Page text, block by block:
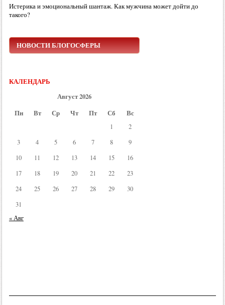
Истерика и эмоциональный шантаж. Как мужчина может дойти до
такого?
НОВОСТИ БЛОГОСФЕРЫ
КАЛЕНДАРЬ
Август 2026
Пн
Вт Ср Чт Пт Сб Вс
1
2
3
4 5 6 7 8
9
10
11 12 13 14 15
16
17
18 19 20 21 22
23
24
25 26 27 28 29
30
31
« Авг